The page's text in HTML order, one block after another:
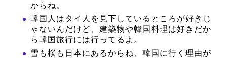
からね。
韓国人はタイ人を見下しているところが好きじ
ゃないんだけど、建築物や韓国料理は好きだか
ら韓国旅行には行ってるよ。
雪も桜も日本にあるからね、韓国に行く理由が